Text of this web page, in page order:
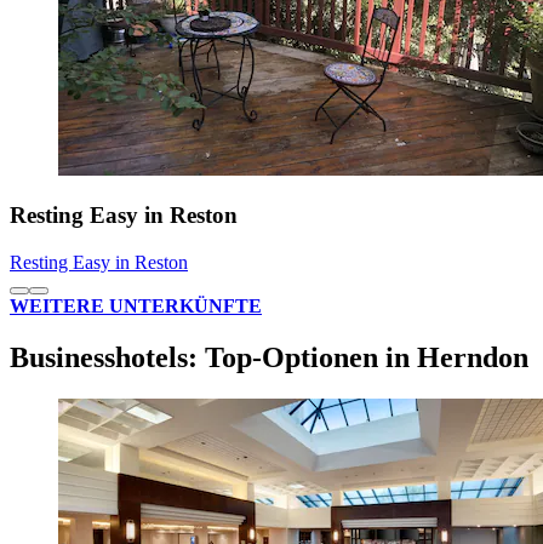
Resting Easy in Reston
Resting Easy in Reston
WEITERE UNTERKÜNFTE
Businesshotels: Top-Optionen in Herndon